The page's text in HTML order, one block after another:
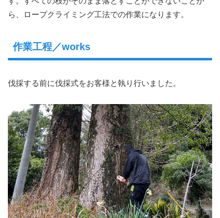
ら、ロープクライミング工法での作業になります。
作業工程／works
伐採する前に伐採式をお客様と執り行いました。